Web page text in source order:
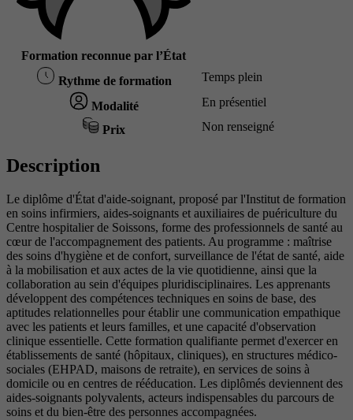
Formation reconnue par l’État
Rythme de formation Temps plein
Modalité En présentiel
Prix Non renseigné
Description
Le diplôme d'État d'aide-soignant, proposé par l'Institut de formation
en soins infirmiers, aides-soignants et auxiliaires de puériculture du
Centre hospitalier de Soissons, forme des professionnels de santé au
cœur de l'accompagnement des patients. Au programme : maîtrise
des soins d'hygiène et de confort, surveillance de l'état de santé, aide
à la mobilisation et aux actes de la vie quotidienne, ainsi que la
collaboration au sein d'équipes pluridisciplinaires. Les apprenants
développent des compétences techniques en soins de base, des
aptitudes relationnelles pour établir une communication empathique
avec les patients et leurs familles, et une capacité d'observation
clinique essentielle. Cette formation qualifiante permet d'exercer en
établissements de santé (hôpitaux, cliniques), en structures médico-
sociales (EHPAD, maisons de retraite), en services de soins à
domicile ou en centres de rééducation. Les diplômés deviennent des
aides-soignants polyvalents, acteurs indispensables du parcours de
soins et du bien-être des personnes accompagnées.